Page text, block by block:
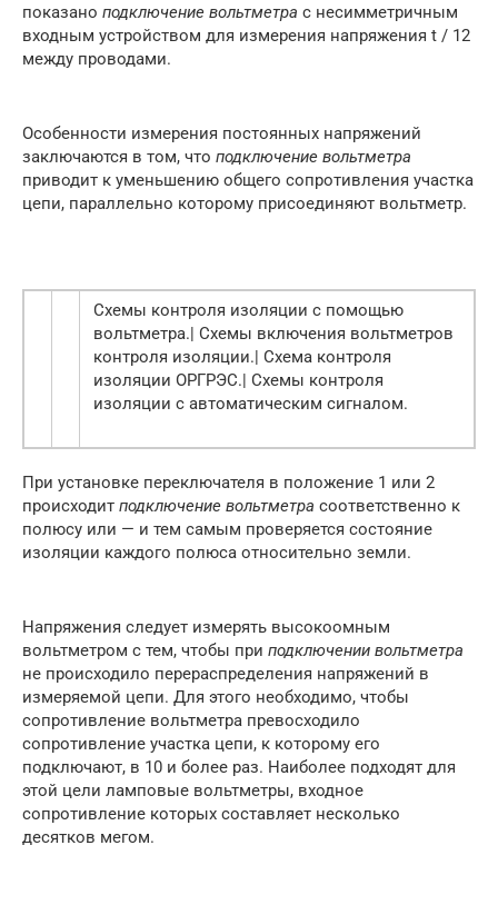
показано подключение вольтметра с несимметричным
входным устройством для измерения напряжения t / 12
между проводами.
Особенности измерения постоянных напряжений
заключаются в том, что подключение вольтметра
приводит к уменьшению общего сопротивления участка
цепи, параллельно которому присоединяют вольтметр.
Схемы контроля изоляции с помощью
вольтметра.| Схемы включения вольтметров
контроля изоляции.| Схема контроля
изоляции ОРГРЭС.| Схемы контроля
изоляции с автоматическим сигналом.
При установке переключателя в положение 1 или 2
происходит подключение вольтметра соответственно к
полюсу или — и тем самым проверяется состояние
изоляции каждого полюса относительно земли.
Напряжения следует измерять высокоомным
вольтметром с тем, чтобы при подключении вольтметра
не происходило перераспределения напряжений в
измеряемой цепи. Для этого необходимо, чтобы
сопротивление вольтметра превосходило
сопротивление участка цепи, к которому его
подключают, в 10 и более раз. Наиболее подходят для
этой цели ламповые вольтметры, входное
сопротивление которых составляет несколько
десятков мегом.